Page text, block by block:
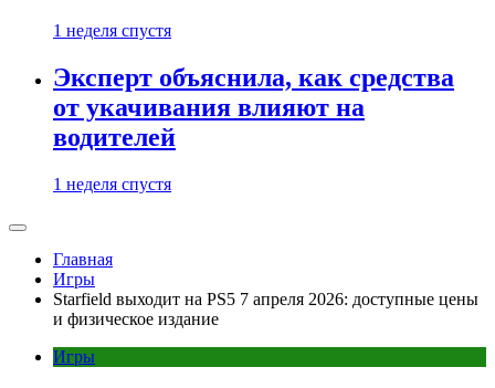
1 неделя спустя
Эксперт объяснила, как средства
от укачивания влияют на
водителей
1 неделя спустя
Главная
Игры
Starfield выходит на PS5 7 апреля 2026: доступные цены
и физическое издание
Игры